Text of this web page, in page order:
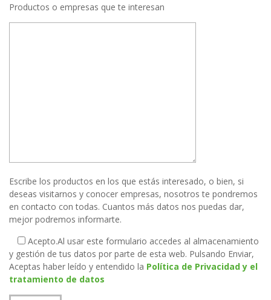
Productos o empresas que te interesan
Escribe los productos en los que estás interesado, o bien, si
deseas visitarnos y conocer empresas, nosotros te pondremos
en contacto con todas. Cuantos más datos nos puedas dar,
mejor podremos informarte.
Acepto.Al usar este formulario accedes al almacenamiento
y gestión de tus datos por parte de esta web. Pulsando Enviar,
Aceptas haber leído y entendido la Política de Privacidad y el
tratamiento de datos